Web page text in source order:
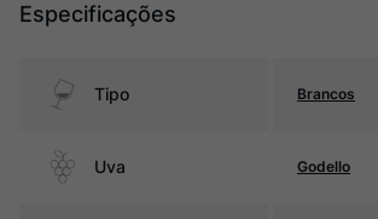
Especificações
Tipo Brancos
Uva Godello